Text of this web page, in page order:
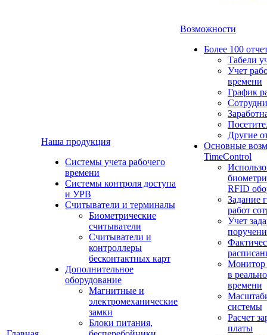
Наша продукция
Cистемы учета рабочего
времени
Системы контроля доступа
и УРВ
Считыватели и терминалы
Биометрические
считыватели
Считыватели и
контроллеры
бесконтактных карт
Дополнительное
оборудование
Магнитные и
электромеханические
замки
Блоки питания,
Возможности
Более 100
Табели
Учет
времени
График
Другие
Основные
TimeControl
RFID
Задание
работ
Учет
Монитор
в
времени
системы
Расчет
платы